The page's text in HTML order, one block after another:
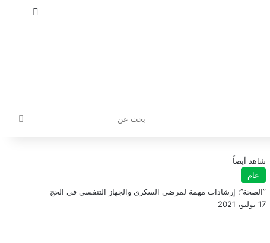
تسجيل
عن
شاهد أيضاً
عام
‏”الصحة”: إرشادات مهمة لمرضى السكري والجهاز التنفسي في ‏الحج
17 يوليو، 2021